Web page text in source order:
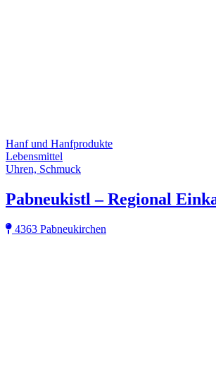
Hanf und Hanfprodukte
Lebensmittel
Uhren, Schmuck
Pabneukistl – Regional
4363 Pabneukirchen